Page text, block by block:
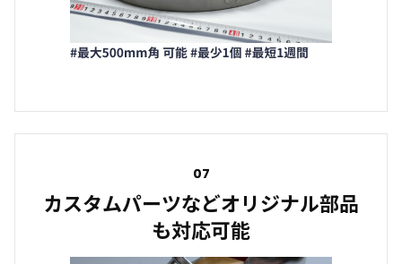
07
カスタムパーツなどオリジナル部品
も対応可能